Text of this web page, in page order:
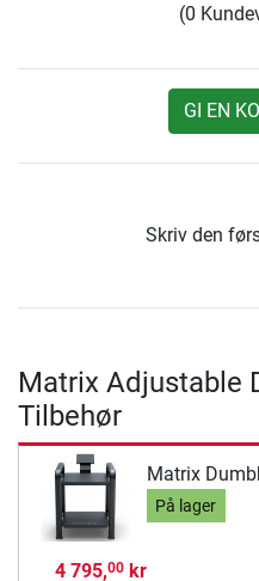
(0
GI EN
Skriv den
Matrix Adjustable
Tilbehør
Matrix
På lager
4 795,00kr